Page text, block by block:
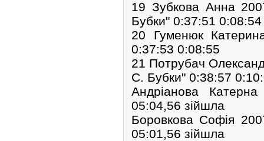
19 Зубкова Анна
Бубки" 0:37:51 0:08:54
20 Гуменюк
0:37:53 0:08:55
21 Потрубач
С. Бубки" 0:38:57
Андріанова
05:04,56 зійшла
Боровкова Софія
05:01,56 зійшла